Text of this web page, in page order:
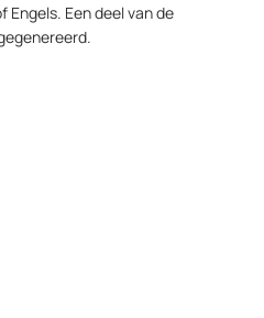
Een deel van de